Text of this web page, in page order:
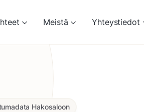
Meistä Yhteystiedot
Hakosaloon